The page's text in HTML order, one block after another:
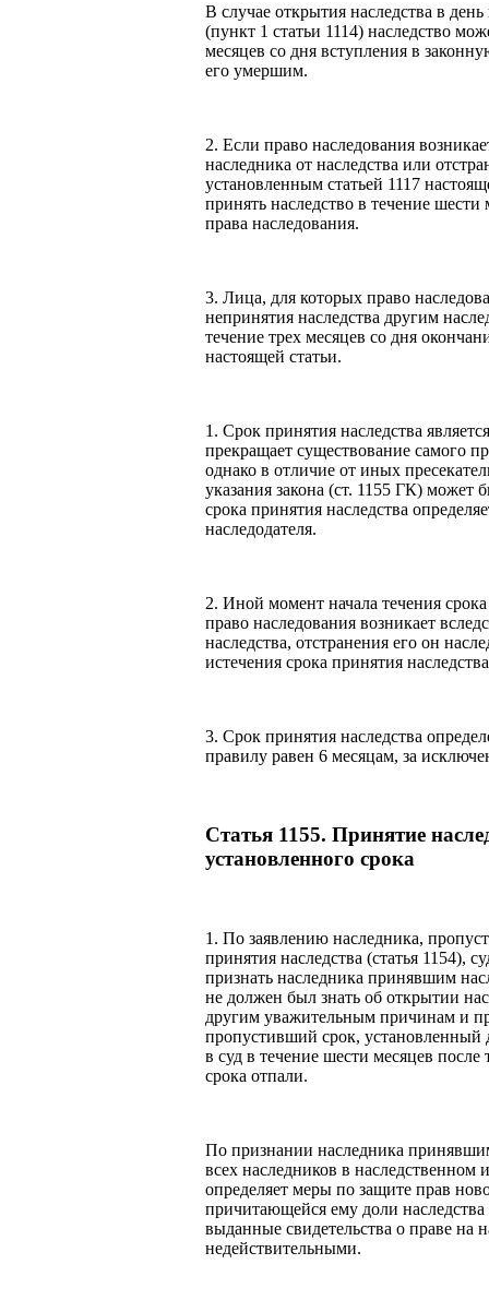
В случае открытия наследства в
(пункт 1 статьи 1114) наследство
месяцев со дня вступления в
его умершим.
2. Если право наследования
наследника от наследства или
установленным статьей 1117
принять наследство в течение
права наследования.
3. Лица, для которых право
непринятия наследства другим
течение трех месяцев со дня
настоящей статьи.
1. Срок принятия наследства
прекращает существование самого
однако в отличие от иных
указания закона (ст. 1155 ГК) может
срока принятия наследства
наследодателя.
2. Иной момент начала течения
право наследования возникает
наследства, отстранения его он
истечения срока принятия
3. Срок принятия наследства
правилу равен 6 месяцам, за
Статья 1155. Принятие
установленного срока
1. По заявлению наследника,
принятия наследства (статья 1154),
признать наследника принявшим
не должен был знать об открытии
другим уважительным причинам и
пропустивший срок, установленный
в суд в течение шести месяцев
срока отпали.
По признании наследника
всех наследников в
определяет меры по защите прав
причитающейся ему доли
выданные свидетельства о праве на
недействительными.